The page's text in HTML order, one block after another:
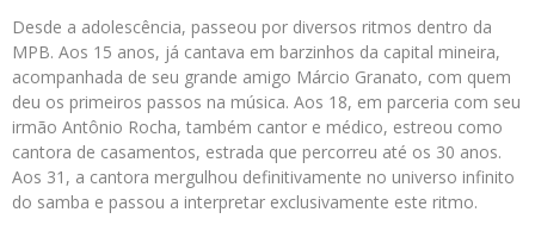
Desde a adolescência, passeou por diversos ritmos dentro da
MPB. Aos 15 anos, já cantava em barzinhos da capital mineira,
acompanhada de seu grande amigo Márcio Granato, com quem
deu os primeiros passos na música. Aos 18, em parceria com seu
irmão Antônio Rocha, também cantor e médico, estreou como
cantora de casamentos, estrada que percorreu até os 30 anos.
Aos 31, a cantora mergulhou definitivamente no universo infinito
do samba e passou a interpretar exclusivamente este ritmo.